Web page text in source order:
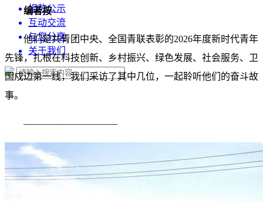
捐款公示
互动交流
与您分享
关于我们
编者按
他们是共青团中央、全国青联表彰的2026年度新时代青年
先锋，扎根在科技创新、乡村振兴、绿色发展、社会服务、卫
国戍边第一线，我们采访了其中几位，一起聆听他们的奋斗故
事。
——————————